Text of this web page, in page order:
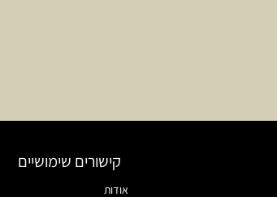
קישורים שימושיים
אודות